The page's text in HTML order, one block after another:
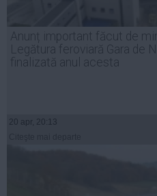
Anunț important făcut de
Legătura feroviară Gara de
finalizată anul acesta
20 apr, 20:13